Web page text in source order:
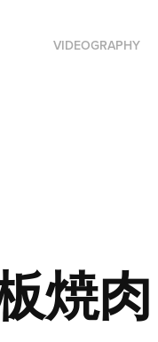
VIDEOGRAPHY
焼